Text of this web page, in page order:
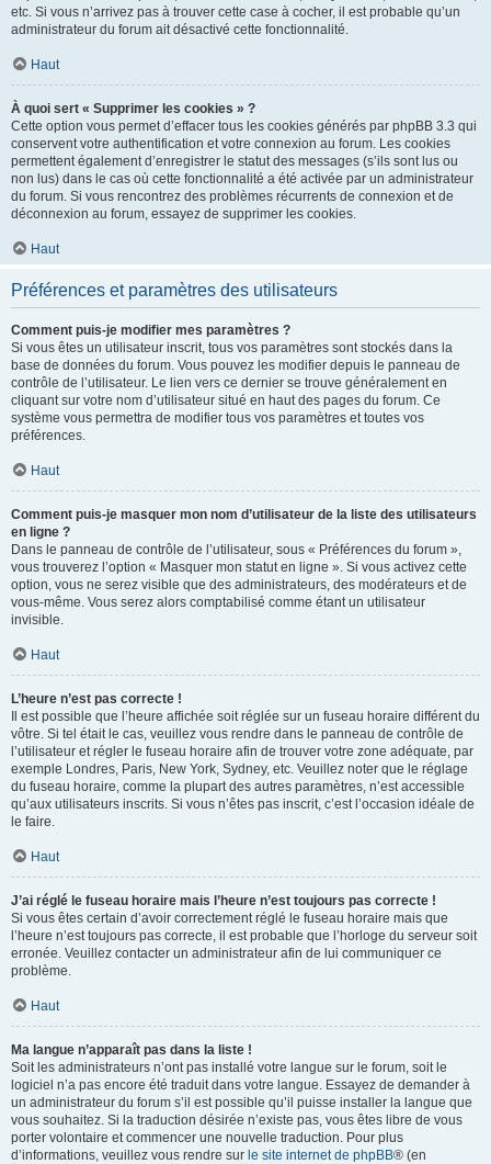
etc. Si vous n’arrivez pas à trouver cette case à cocher, il est probable qu’un
administrateur du forum ait désactivé cette fonctionnalité.
Haut
À quoi sert « Supprimer les cookies » ?
Cette option vous permet d’effacer tous les cookies générés par phpBB 3.3 qui
conservent votre authentification et votre connexion au forum. Les cookies
permettent également d’enregistrer le statut des messages (s’ils sont lus ou
non lus) dans le cas où cette fonctionnalité a été activée par un administrateur
du forum. Si vous rencontrez des problèmes récurrents de connexion et de
déconnexion au forum, essayez de supprimer les cookies.
Haut
Préférences et paramètres des utilisateurs
Comment puis-je modifier mes paramètres ?
Si vous êtes un utilisateur inscrit, tous vos paramètres sont stockés dans la
base de données du forum. Vous pouvez les modifier depuis le panneau de
contrôle de l’utilisateur. Le lien vers ce dernier se trouve généralement en
cliquant sur votre nom d’utilisateur situé en haut des pages du forum. Ce
système vous permettra de modifier tous vos paramètres et toutes vos
préférences.
Haut
Comment puis-je masquer mon nom d’utilisateur de la liste des utilisateurs
en ligne ?
Dans le panneau de contrôle de l’utilisateur, sous « Préférences du forum »,
vous trouverez l’option « Masquer mon statut en ligne ». Si vous activez cette
option, vous ne serez visible que des administrateurs, des modérateurs et de
vous-même. Vous serez alors comptabilisé comme étant un utilisateur
invisible.
Haut
L’heure n’est pas correcte !
Il est possible que l’heure affichée soit réglée sur un fuseau horaire différent du
vôtre. Si tel était le cas, veuillez vous rendre dans le panneau de contrôle de
l’utilisateur et régler le fuseau horaire afin de trouver votre zone adéquate, par
exemple Londres, Paris, New York, Sydney, etc. Veuillez noter que le réglage
du fuseau horaire, comme la plupart des autres paramètres, n’est accessible
qu’aux utilisateurs inscrits. Si vous n’êtes pas inscrit, c’est l’occasion idéale de
le faire.
Haut
J’ai réglé le fuseau horaire mais l’heure n’est toujours pas correcte !
Si vous êtes certain d’avoir correctement réglé le fuseau horaire mais que
l’heure n’est toujours pas correcte, il est probable que l’horloge du serveur soit
erronée. Veuillez contacter un administrateur afin de lui communiquer ce
problème.
Haut
Ma langue n’apparaît pas dans la liste !
Soit les administrateurs n’ont pas installé votre langue sur le forum, soit le
logiciel n’a pas encore été traduit dans votre langue. Essayez de demander à
un administrateur du forum s’il est possible qu’il puisse installer la langue que
vous souhaitez. Si la traduction désirée n’existe pas, vous êtes libre de vous
porter volontaire et commencer une nouvelle traduction. Pour plus
d’informations, veuillez vous rendre sur le site internet de phpBB® (en